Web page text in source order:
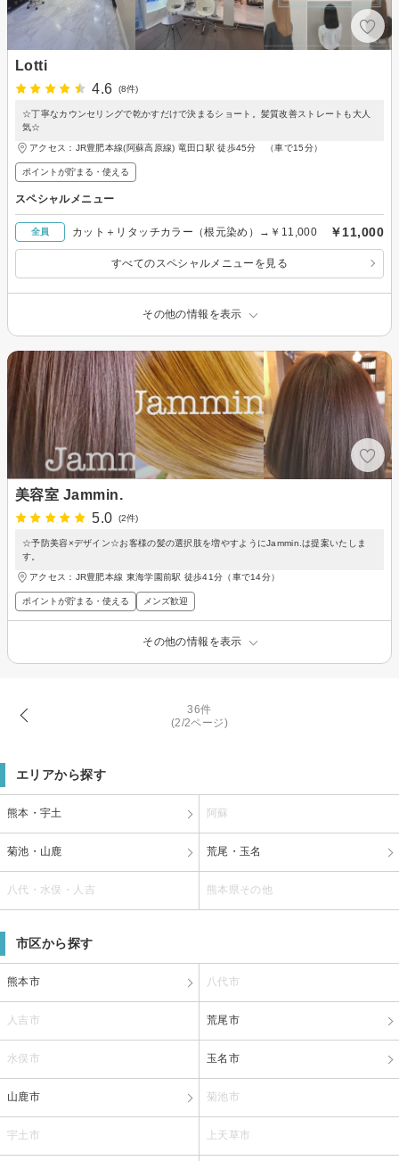
Lotti
4.6
(8件)
☆丁寧なカウンセリングで乾かすだけで決まるショート。髪質改善ストレートも大人
気☆
アクセス：JR豊肥本線(阿蘇高原線) 竜田口駅 徒歩45分 （車で15分）
ポイントが貯まる・使える
スペシャルメニュー
全員 カット＋リタッチカラー（根元染め）→￥11,000 ￥11,000
すべてのスペシャルメニューを見る
その他の情報を表示
美容室 Jammin.
5.0
(2件)
☆予防美容×デザイン☆お客様の髪の選択肢を増やすようにJammin.は提案いたしま
す。
アクセス：JR豊肥本線 東海学園前駅 徒歩41分（車で14分）
ポイントが貯まる・使える メンズ歓迎
その他の情報を表示
36件
(2/2ページ)
エリアから探す
熊本・宇土 阿蘇
菊池・山鹿 荒尾・玉名
八代・水俣・人吉 熊本県その他
市区から探す
熊本市 八代市
人吉市 荒尾市
水俣市 玉名市
山鹿市 菊池市
宇土市 上天草市